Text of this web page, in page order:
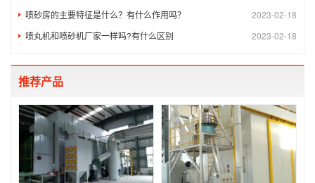
2023-02-18
喷砂房的主要特征是什么？有什么作用吗？
2023-02-18
喷丸机和喷砂机厂家一样吗?有什么区别
推荐产品